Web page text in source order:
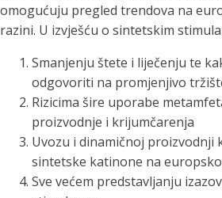
omogućuju pregled trendova na
razini. U izvješću o sintetskim
Smanjenju štete i liječenju te
odgovoriti na promjenjivo
Rizicima šire uporabe
proizvodnje i krijumčarenja
Uvozu i dinamičnoj proizvodnji
sintetske katinone na
Sve većem predstavljanju